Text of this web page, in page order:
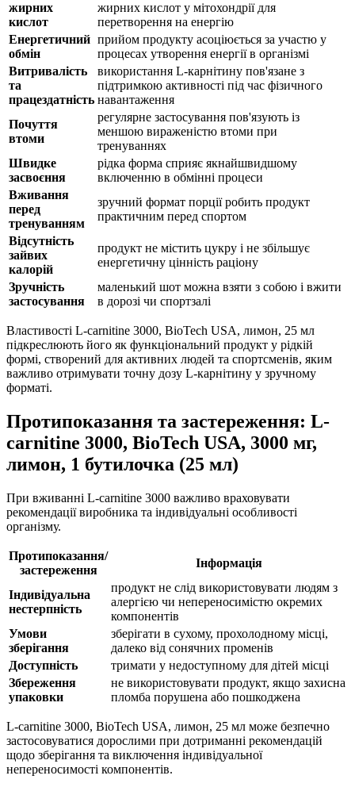
жирних
кислот
жирних кислот у мітохондрії для
перетворення на енергію
Енергетичний
обмін
прийом продукту асоціюється за участю у
процесах утворення енергії в організмі
Витривалість
та
працездатність
використання L-карнітину пов'язане з
підтримкою активності під час фізичного
навантаження
Почуття
втоми
регулярне застосування пов'язують із
меншою вираженістю втоми при
тренуваннях
Швидке
засвоєння
рідка форма сприяє якнайшвидшому
включенню в обмінні процеси
Вживання
перед
тренуванням
зручний формат порції робить продукт
практичним перед спортом
Відсутність
зайвих
калорій
продукт не містить цукру і не збільшує
енергетичну цінність раціону
Зручність
застосування
маленький шот можна взяти з собою і вжити
в дорозі чи спортзалі
Властивості L-carnitine 3000, BioTech USA, лимон, 25 мл
підкреслюють його як функціональний продукт у рідкій
формі, створений для активних людей та спортсменів, яким
важливо отримувати точну дозу L-карнітину у зручному
форматі.
Протипоказання та застереження: L-
carnitine 3000, BioTech USA, 3000 мг,
лимон, 1 бутилочка (25 мл)
При вживанні L-carnitine 3000 важливо враховувати
рекомендації виробника та індивідуальні особливості
організму.
Протипоказання/
застереження
Інформація
Індивідуальна
нестерпність
продукт не слід використовувати людям з
алергією чи непереносимістю окремих
компонентів
Умови
зберігання
зберігати в сухому, прохолодному місці,
далеко від сонячних променів
Доступність
тримати у недоступному для дітей місці
Збереження
упаковки
не використовувати продукт, якщо захисна
пломба порушена або пошкоджена
L-carnitine 3000, BioTech USA, лимон, 25 мл може безпечно
застосовуватися дорослими при дотриманні рекомендацій
щодо зберігання та виключення індивідуальної
непереносимості компонентів.